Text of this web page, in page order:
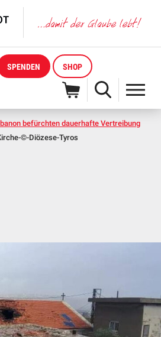
SPENDEN SHOP
befürchten dauerhafte Vertreibung
©-Diözese-Tyros